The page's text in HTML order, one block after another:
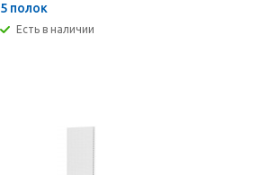
5 полок
Есть в наличии